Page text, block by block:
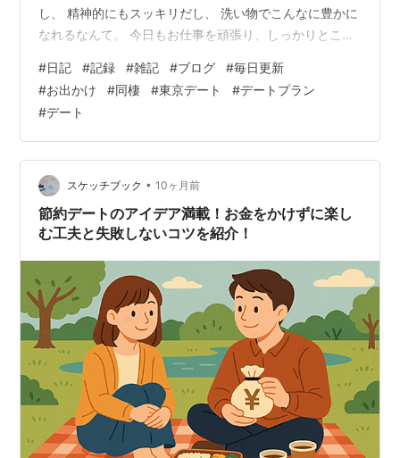
し、 精神的にもスッキリだし、 洗い物でこんなに豊かに
なれるなんて。 今日もお仕事を頑張り、しっかりとこな
とか行きたいなぁ。 それと、明日は月1の彼とのお出掛け
日。 同棲始めると曖昧になるから、 しっかりお出かけの
日があるとワクワク。 特別感もあって、楽しみ！！！ ま
だ行く駅しか決めていないので、 行きたいカフェとかス
ポットを しっかり決め切って明日を迎えたい。笑 後日、
デートプラ…
#日記 #記録 #雑記 #ブログ #毎日更新
#お出かけ #同棲 #東京デート #デートプラン
#デート
スケッチブック • 10ヶ月前
節約デートのアイデア満載！お金をかけずに楽し
む工夫と失敗しないコツを紹介！